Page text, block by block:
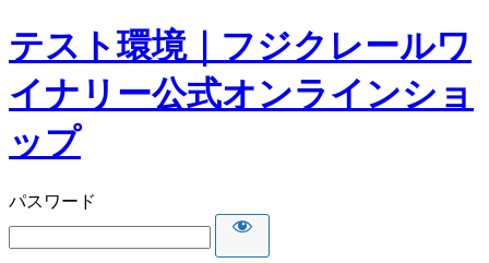
テスト環境｜フジクレールワ
イナリー公式オンラインショ
ップ
パスワード